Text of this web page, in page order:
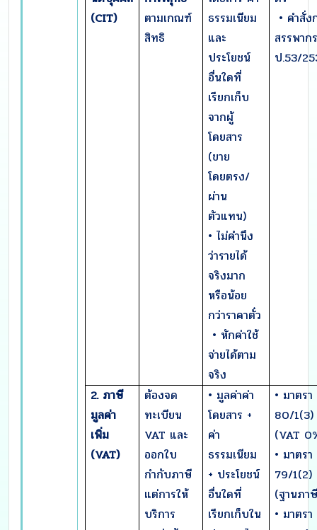
(CIT)
ตามเกณฑ์
สิทธิ
ธรรมเนียม
และ
ประโยชน์
อื่นใดที่
เรียกเก็บ
จากผู้
โดยสาร
(ขาย
โดยตรง/
ผ่าน
ตัวแทน)
• ไม่คำนึง
ว่ารายได้
จริงมาก
หรือน้อย
กว่าราคาตั๋ว
• หักค่าใช้
จ่ายได้ตาม
จริง
• คำสั่ง
สรรพาก
ป.53/
2. ภาษี
มูลค่า
เพิ่ม
(VAT)
ต้องจด
ทะเบียน
VAT และ
ออกใบ
กำกับภาษี
แต่การให้
บริการ
• มูลค่าค่า
โดยสาร +
ค่า
ธรรมเนียม
+ ประโยชน์
อื่นใดที่
เรียกเก็บใน
• มาตรา
80/1(3)
(VAT
• มาตรา
79/1(2)
(ฐานภา
• มาตรา